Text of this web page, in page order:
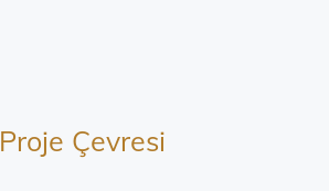
Proje Çevresi